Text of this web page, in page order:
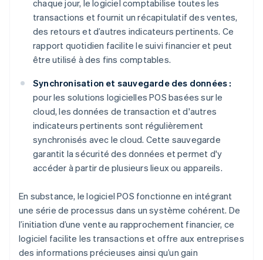
chaque jour, le logiciel comptabilise toutes les
transactions et fournit un récapitulatif des ventes,
des retours et d’autres indicateurs pertinents. Ce
rapport quotidien facilite le suivi financier et peut
être utilisé à des fins comptables.
Synchronisation et sauvegarde des données :
pour les solutions logicielles POS basées sur le
cloud, les données de transaction et d'autres
indicateurs pertinents sont régulièrement
synchronisés avec le cloud. Cette sauvegarde
garantit la sécurité des données et permet d'y
accéder à partir de plusieurs lieux ou appareils.
En substance, le logiciel POS fonctionne en intégrant
une série de processus dans un système cohérent. De
l’initiation d’une vente au rapprochement financier, ce
logiciel facilite les transactions et offre aux entreprises
des informations précieuses ainsi qu’un gain